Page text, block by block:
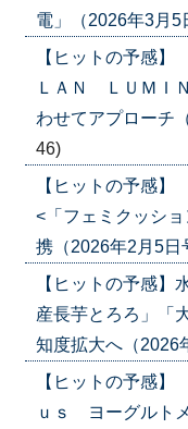
電」（2026年3月5
【ヒットの予感
ＬＡＮ ＬＵＭＩ
わせてアプローチ
46)
【ヒットの予感
<「フェミクッシ
携（2026年2月5日
【ヒットの予感
産長芋とろろ」「
知度拡大へ（2026
【ヒットの予感
ｕｓ ヨーグルト